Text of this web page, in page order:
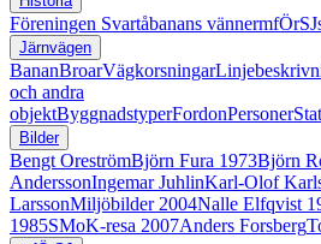
Föreningen Svartåbanans vänner
Järnvägen
BananBroarVägkorsningar
och andra
objektByggnadstyperFordonPersoner
Bilder
Bengt OreströmBjörn Fura 1973Björn
AnderssonIngemar JuhlinKarl-Olof
LarssonMiljöbilder 2004Nalle Elfqvist
1985SMoK-resa 2007Anders Forsberg